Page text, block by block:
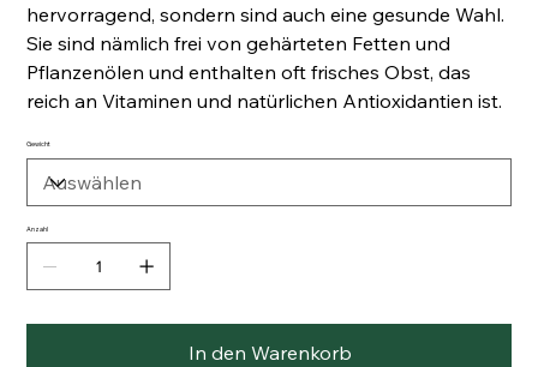
hervorragend, sondern sind auch eine gesunde Wahl.
Sie sind nämlich frei von gehärteten Fetten und
Pflanzenölen und enthalten oft frisches Obst, das
reich an Vitaminen und natürlichen Antioxidantien ist.
Gewicht
Anzahl
In den Warenkorb